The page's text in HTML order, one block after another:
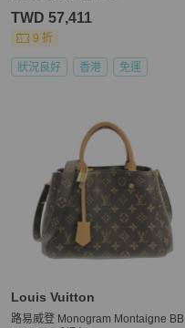
TWD 57,411
9 折
狀況良好 香港 免運
Louis Vuitton
路易威登 Monogram Montaigne BB